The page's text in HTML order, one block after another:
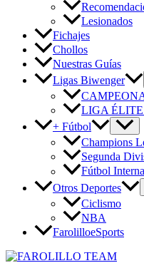
Lesionados
Fichajes
Chollos
Nuestras Guías
Ligas Biwenger
LIGA
+ Fútbol
Champions
Segunda
Fútbol
Otros Deportes
Ciclismo
NBA
FarolilloeSports